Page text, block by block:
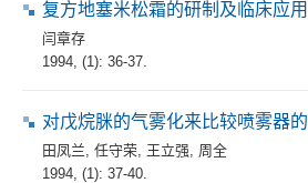
复方地塞米松霜的研制及临床应用
闫章存
1994, (1): 36-37.
对戊烷脒的气雾化来比较喷雾器
田凤兰 任守荣 王立强
周全
1994, (1): 37-40.